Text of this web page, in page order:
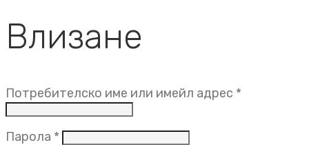
Влизане
Потребителско име или имейл адрес *
Парола * Задължително